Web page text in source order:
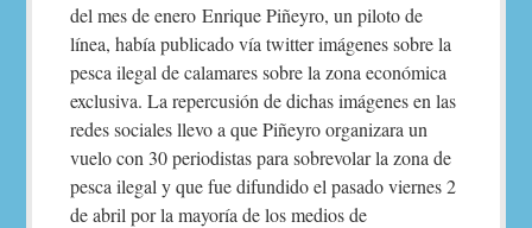
del mes de enero Enrique Piñeyro, un piloto de
línea, había publicado vía twitter imágenes sobre la
pesca ilegal de calamares sobre la zona económica
exclusiva. La repercusión de dichas imágenes en las
redes sociales llevo a que Piñeyro organizara un
vuelo con 30 periodistas para sobrevolar la zona de
pesca ilegal y que fue difundido el pasado viernes 2
de abril por la mayoría de los medios de